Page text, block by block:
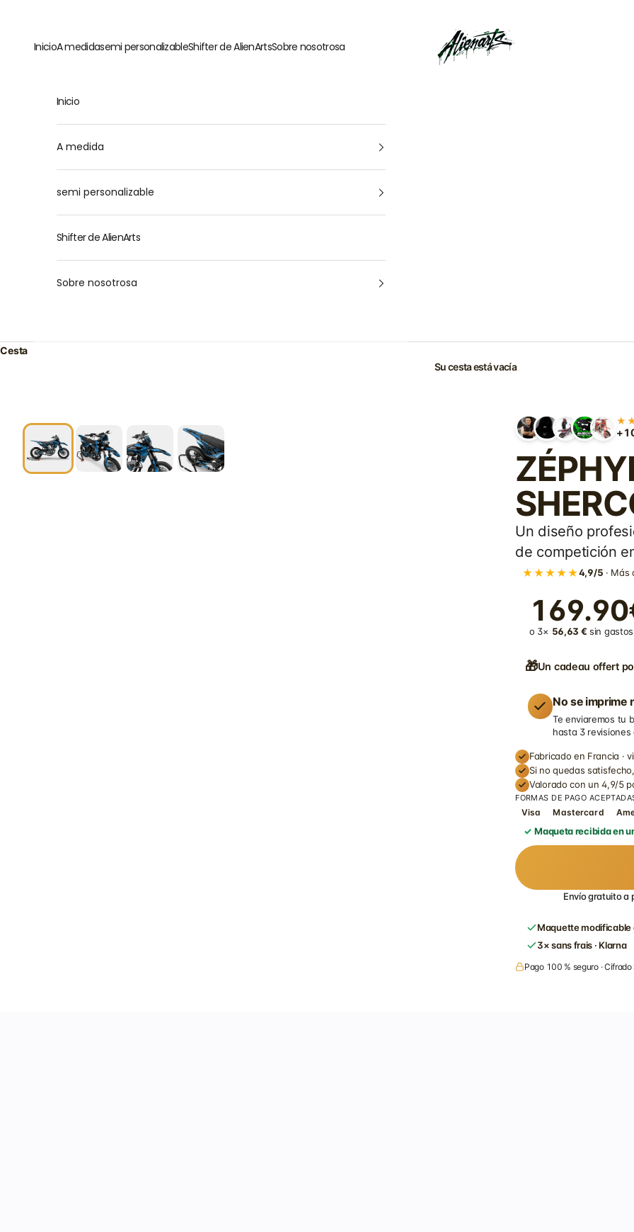
AlienArts
InicioA medidasemi personalizableShifter de AlienArtsSobre nosotrosa
Inicio
A medida
semi personalizable
Shifter de AlienArts
Sobre nosotrosa
Cesta
Su cesta está vacía
Un diseño
de competición
★★★★★4,9/5 ·
o 3× 56,63 € sin gastos
🎁Un cadeau offert
No se imprime
Te enviaremos tu
hasta 3
Fabricado en Francia ·
Si no quedas
Valorado con un 4,9/5
FORMAS DE PAGO
Visa Mastercard
Maqueta recibida en
Envío gratuito a
Maquette modificable
3× sans frais · Klarna
Pago 100 % seguro · Cifrado
Marca, modelo y año: para que encuentres el kit perfecto para ti.